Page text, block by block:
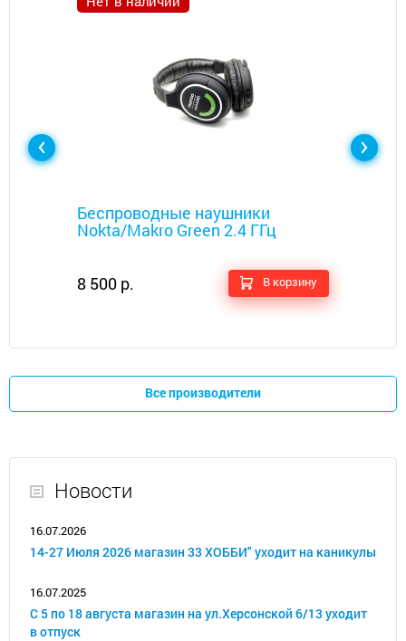
Беспроводные наушники
Nokta/Makro Green 2.4 ГГц
8 500 р. В корзину
Все производители
Новости
16.07.2026
14-27 Июля 2026 магазин 33 ХОББИ" уходит на каникулы
16.07.2025
С 5 по 18 августа магазин на ул.Херсонской 6/13 уходит
в отпуск